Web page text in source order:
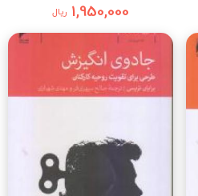
1,950,000 ریال